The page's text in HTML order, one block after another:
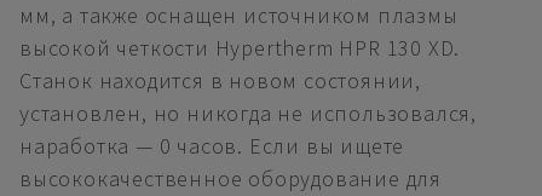
мм, а также оснащен источником плазмы
высокой четкости Hypertherm HPR 130 XD.
Станок находится в новом состоянии,
установлен, но никогда не использовался,
наработка — 0 часов. Если вы ищете
высококачественное оборудование для